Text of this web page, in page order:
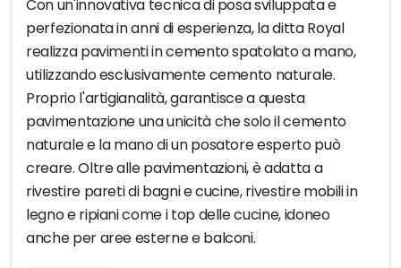
Con un'innovativa tecnica di posa sviluppata e
perfezionata in anni di esperienza, la ditta Royal
realizza pavimenti in cemento spatolato a mano,
utilizzando esclusivamente cemento naturale.
Proprio l'artigianalità, garantisce a questa
pavimentazione una unicità che solo il cemento
naturale e la mano di un posatore esperto può
creare. Oltre alle pavimentazioni, è adatta a
rivestire pareti di bagni e cucine, rivestire mobili in
legno e ripiani come i top delle cucine, idoneo
anche per aree esterne e balconi.